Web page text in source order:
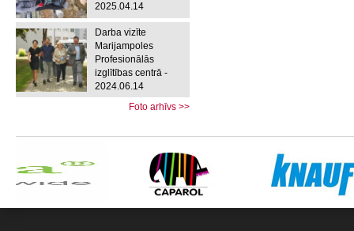
2025.04.14
Darba vizīte
Marijampoles
Profesionālās
izglītības centrā -
2024.06.14
Foto arhīvs >>